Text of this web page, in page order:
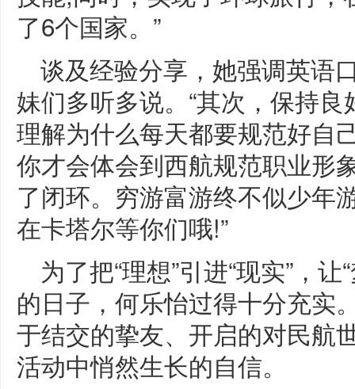
了6个国家。”
谈及经验分享，她强调英语
妹们多听多说。“其次，保持
理解为什么每天都要规范好自
你才会体会到西航规范职业形
了闭环。穷游富游终不似少年
在卡塔尔等你们哦!”
为了把“理想”引进“现实”，
的日子，何乐怡过得十分充实
于结交的挚友、开启的对民航
活动中悄然生长的自信。